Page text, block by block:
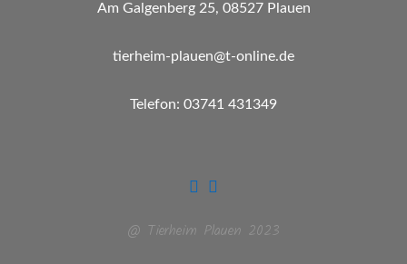
Am Galgenberg 25, 08527 Plauen
tierheim-plauen@t-online.de
Telefon: 03741 431349
@ Tierheim Plauen 2023